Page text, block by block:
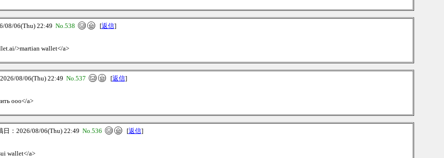
08/06(Thu) 22:49 No.538 [返信]
>martian wallet</a>
08/06(Thu) 22:49 No.537 [返信]
ооо</a>
日：2026/08/06(Thu) 22:49 No.536 [返信]
wallet</a>